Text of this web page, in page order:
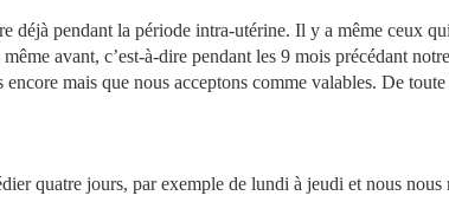
déjà pendant la période intra-utérine. Il y a même ceux
avant, c’est-à-dire pendant les 9 mois précédant
mais que nous acceptons comme valables. De
quatre jours, par exemple de lundi à jeudi et nous nous